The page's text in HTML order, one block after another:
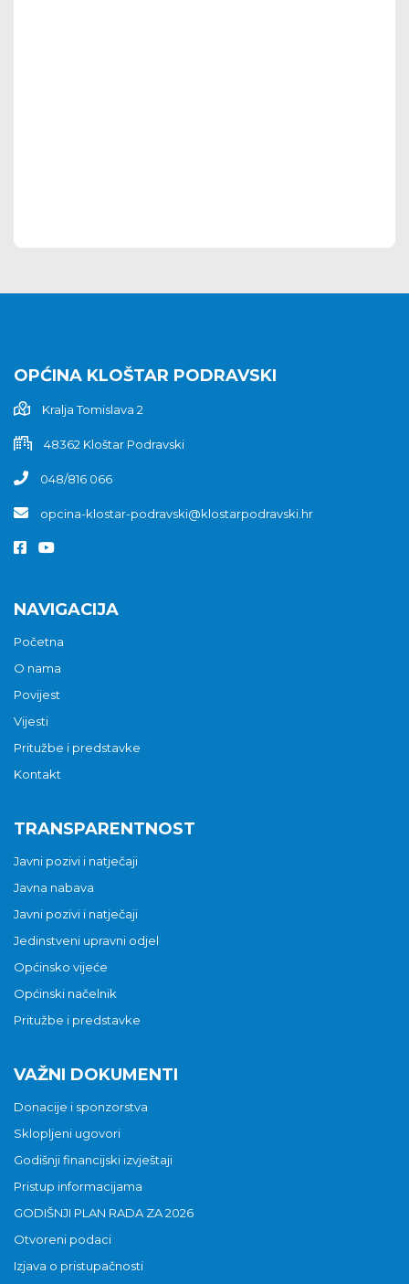
OPĆINA KLOŠTAR PODRAVSKI
Kralja Tomislava 2
48362 Kloštar Podravski
048/816 066
opcina-klostar-podravski@klostarpodravski.hr
NAVIGACIJA
Početna
O nama
Povijest
Vijesti
Pritužbe i predstavke
Kontakt
TRANSPARENTNOST
Javni pozivi i natječaji
Javna nabava
Javni pozivi i natječaji
Jedinstveni upravni odjel
Općinsko vijeće
Općinski načelnik
Pritužbe i predstavke
VAŽNI DOKUMENTI
Donacije i sponzorstva
Sklopljeni ugovori
Godišnji financijski izvještaji
Pristup informacijama
GODIŠNJI PLAN RADA ZA 2026
Otvoreni podaci
Izjava o pristupačnosti